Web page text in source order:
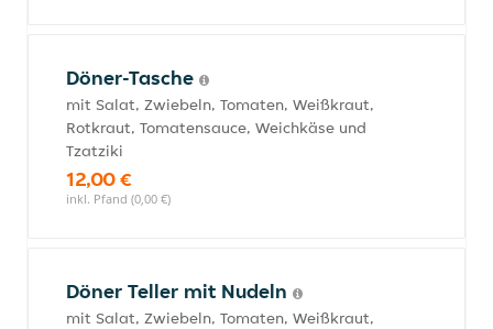
Döner-Tasche
mit Salat, Zwiebeln, Tomaten, Weißkraut,
Rotkraut, Tomatensauce, Weichkäse und
Tzatziki
12,00 €
inkl. Pfand (0,00 €)
Döner Teller mit Nudeln
mit Salat, Zwiebeln, Tomaten, Weißkraut,